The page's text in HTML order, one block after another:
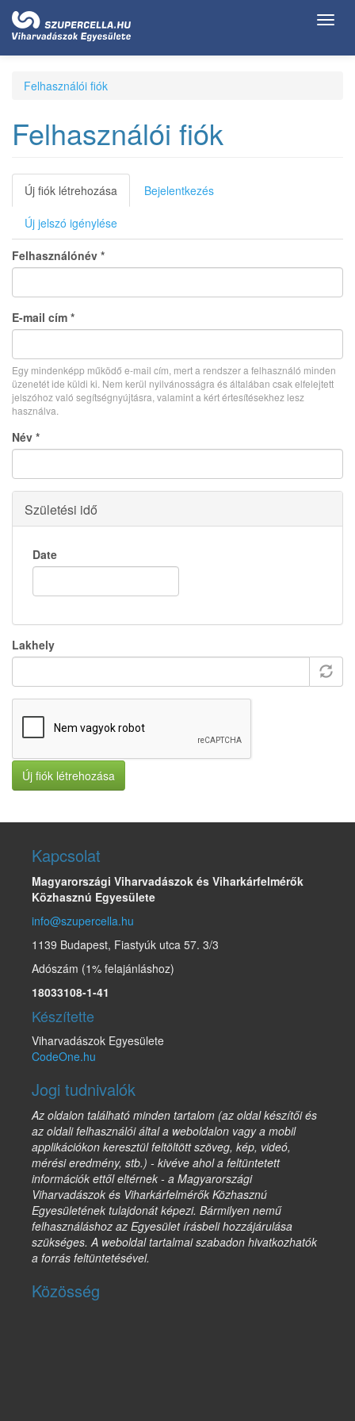
Ugrás
tartalomra
Felhasználói fiók
Felhasználói fiók
Elsődleges
fülek
Új fiók létrehozása
fül)
Bejelentkezés
Új jelszó igénylése
Felhasználónév *
E-mail cím *
Egy mindenképp működő e-mail cím, mert a rendszer a felhasználó minden
üzenetét ide küldi ki. Nem kerül nyilvánosságra és általában csak elfelejtett
jelszóhoz való segítségnyújtásra, valamint a kért értesítésekhez lesz
használva.
Név *
Születési idő
Date
Lakhely
Új fiók létrehozása
Kapcsolat
Magyarországi Viharvadászok és Viharkárfelmérők
Közhasznú Egyesülete
info@szupercella.hu
1139 Budapest, Fiastyúk utca 57. 3/3
Adószám (1% felajánláshoz)
18033108-1-41
Készítette
Viharvadászok Egyesülete
CodeOne.hu
Jogi tudnivalók
Az oldalon található minden tartalom (az oldal készítői és
az oldali felhasználói által a weboldalon vagy a mobil
applikációkon keresztül feltöltött szöveg, kép, videó,
mérési eredmény, stb.) - kivéve ahol a feltüntetett
információk ettől eltérnek - a Magyarországi
Viharvadászok és Viharkárfelmérők Közhasznú
Egyesületének tulajdonát képezi. Bármilyen nemű
felhasználáshoz az Egyesület írásbeli hozzájárulása
szükséges. A weboldal tartalmai szabadon hivatkozhatók
a forrás feltüntetésével.
Közösség